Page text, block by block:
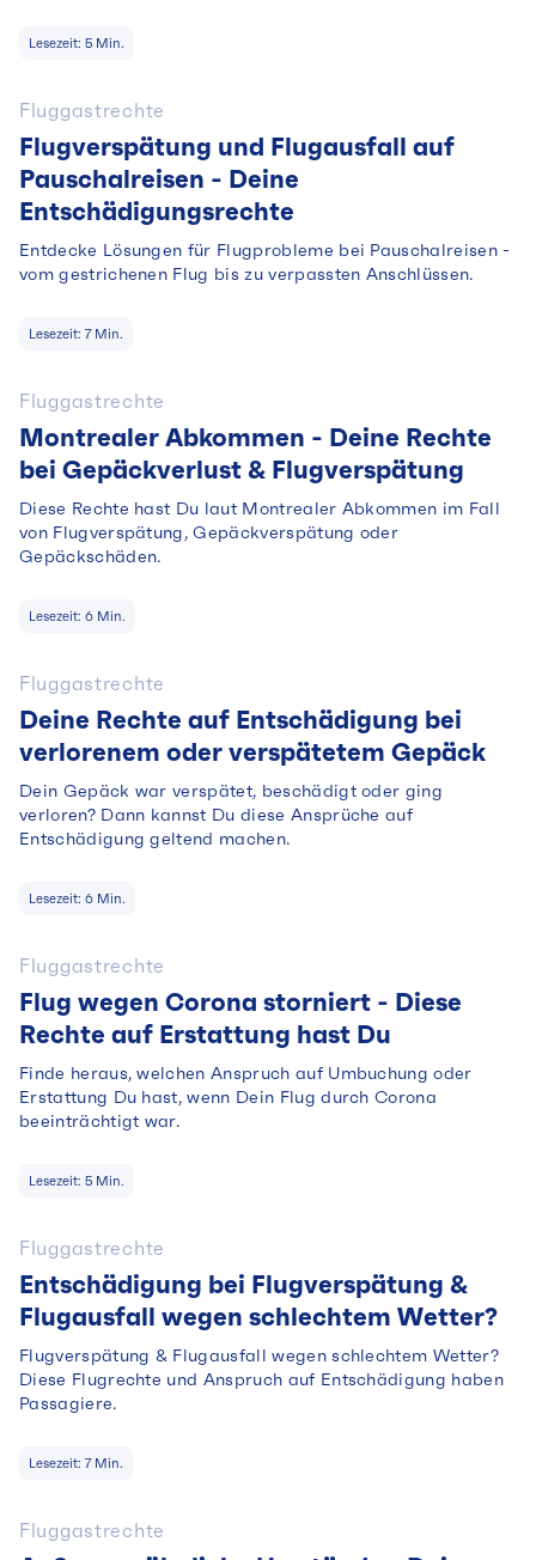
Lesezeit: 5 Min.
Fluggastrechte
Flugverspätung und Flugausfall auf
Pauschalreisen - Deine
Entschädigungsrechte
Entdecke Lösungen für Flugprobleme bei Pauschalreisen -
vom gestrichenen Flug bis zu verpassten Anschlüssen.
Lesezeit: 7Min.
Fluggastrechte
Montrealer Abkommen - Deine Rechte
bei Gepäckverlust & Flugverspätung
Diese Rechte hast Du laut Montrealer Abkommen im Fall
von Flugverspätung, Gepäckverspätung oder
Gepäckschäden.
Lesezeit: 6 Min.
Fluggastrechte
Deine Rechte auf Entschädigung bei
verlorenem oder verspätetem Gepäck
Dein Gepäck war verspätet, beschädigt oder ging
verloren? Dann kannst Du diese Ansprüche auf
Entschädigung geltend machen.
Lesezeit: 6 Min.
Fluggastrechte
Flug wegen Corona storniert - Diese
Rechte auf Erstattung hast Du
Finde heraus, welchen Anspruch auf Umbuchung oder
Erstattung Du hast, wenn Dein Flug durch Corona
beeinträchtigt war.
Lesezeit: 5 Min.
Fluggastrechte
Entschädigung bei Flugverspätung &
Flugausfall wegen schlechtem Wetter?
Flugverspätung & Flugausfall wegen schlechtem Wetter?
Diese Flugrechte und Anspruch auf Entschädigung haben
Passagiere.
Lesezeit: 7Min.
Fluggastrechte